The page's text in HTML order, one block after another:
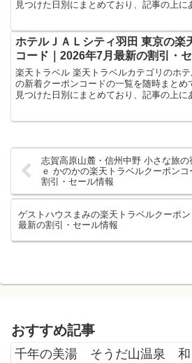
見つけた日別にまとめており、記事の上に
ポンになります。ホテル・旅館宿泊の予
ホテルＪＡＬシティ羽田 東京の楽
コード｜2026年7月最新の割引・
楽天トラベル 楽天トラベルカテゴリのホ
の新着クーポンコードの一覧を随時まとめ
見つけた日別にまとめており、記事の上
ポンになります。ホテル・旅館宿泊の予
志賀高原山麓・信州中野 小さな旅
ｅ かのかの楽天トラベルクーポン
割引・セール情報
ゲストハウスまみの楽天トラベルクーポン
最新の割引・セール情報
おすすめ記事
千年の美湯 そうだ山温泉